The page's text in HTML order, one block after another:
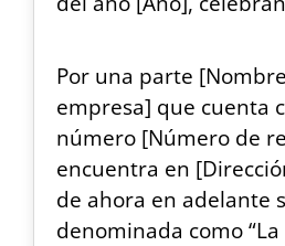
Por una parte
empresa] que cuenta
número [Número de
encuentra en
de ahora en adelante
denominada como